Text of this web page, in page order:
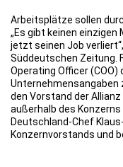
Arbeitsplätze sollen
„Es gibt keinen
jetzt seinen Job
Süddeutschen Zeitung.
Operating Officer (COO)
Unternehmensangaben
den Vorstand der
außerhalb des
Deutschland-Chef
Konzernvorstands und